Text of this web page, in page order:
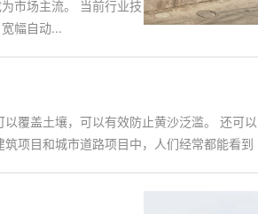
市场主流。 当前行业技
幅自动...
覆盖土壤，可以有效防止黄沙泛滥。 还可以
项目和城市道路项目中，人们经常都能看到